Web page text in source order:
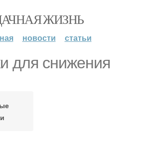
ЖИЗНЬ
новости статьи
для снижения